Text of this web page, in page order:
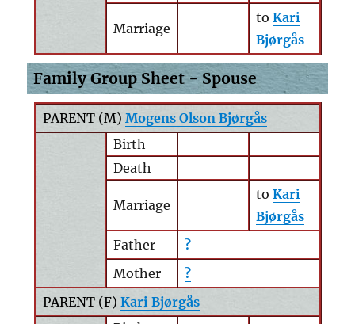
Marriage
to Kari
Bjørgås
Family Group Sheet - Spouse
PARENT (M) Mogens Olson Bjørgås
Birth
Death
Marriage
to Kari
Bjørgås
Father
?
Mother
?
PARENT (F) Kari Bjørgås